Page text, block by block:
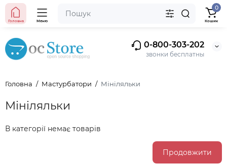
0-800-303-202
звонки бесплатны
Головна Меню
0
Кошик
Головна Мастурбатори Мініляльки
Мініляльки
В категорії немає товарів
Продовжити